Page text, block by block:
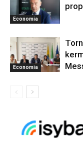
Economia
Economia